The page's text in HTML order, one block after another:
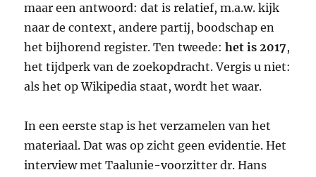
maar een antwoord: dat is relatief, m.a.w. kijk
naar de context, andere partij, boodschap en
het bijhorend register. Ten tweede:het is 2017,
het tijdperk van de zoekopdracht. Vergis u niet:
als het op Wikipedia staat, wordt het waar.
In een eerste stap is het verzamelen van het
materiaal. Dat was op zicht geen evidentie. Het
interview met Taalunie-voorzitter dr. Hans